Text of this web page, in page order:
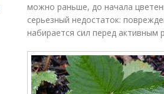
можно раньше, до начала
серьезный недостаток:
набирается сил перед активным